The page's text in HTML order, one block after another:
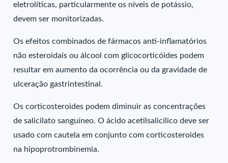
eletrolíticas, particularmente os níveis de potássio,
devem ser monitorizadas.
Os efeitos combinados de fármacos anti-inflamatórios
não esteroidais ou álcool com glicocorticóides podem
resultar em aumento da ocorrência ou da gravidade de
ulceração gastrintestinal.
Os corticosteroides podem diminuir as concentrações
de salicilato sanguíneo. O ácido acetilsalicílico deve ser
usado com cautela em conjunto com corticosteroides
na hipoprotrombinemia.